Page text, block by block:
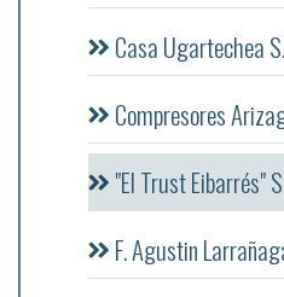
Casa Ugartechea
Compresores
"El Trust Eibarrés"
F. Agustin